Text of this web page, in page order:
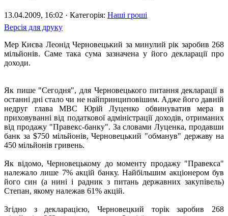
13.04.2009, 16:02 · Категорія: Наші гроші
Версія для друку
Мер Києва Леонід Черновецький за минулий рік заробив 268
мільйонів. Саме така сума зазначена у його декларації про
доходи.
Як пише "Сегодня", для Черновецького питання декларації в
останні дні стало чи не найпринциповішим. Адже його давній
недруг глава МВС Юрій Луценко обвинуватив мера в
приховуванні від податкової адміністрації доходів, отриманих
від продажу "Правекс-банку". За словами Луценка, продавши
банк за $750 мільйонів, Черновецький "обманув" державу на
450 мільйонів гривень.
Як відомо, Черновецькому до моменту продажу "Правекса"
належало лише 7% акцій банку. Найбільшим акціонером був
його син (а нині і радник з питань державних закупівель)
Степан, якому належав 61% акцій.
Згідно з декларацією, Черновецкий торік заробив 268